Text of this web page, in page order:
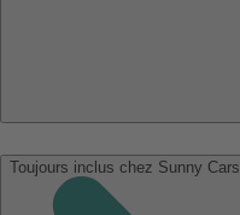
Toujours inclus chez Sunny Cars